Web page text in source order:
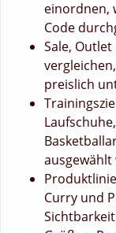
einordnen,
Code
Sale,
preislich
ausgewählt
Curry und